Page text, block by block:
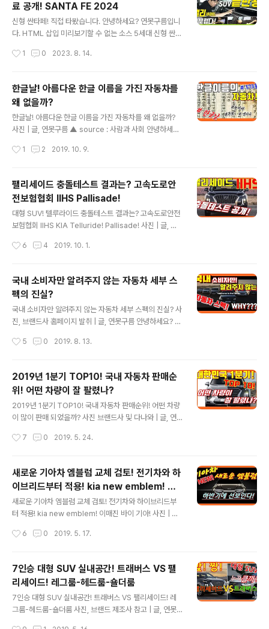
료 공개! SANTA FE 2024
신형 싼타페! 직접 타봤습니다. 안녕하세요? 연못구름입니
다. HTML 삽입 미리보기할 수 없는 소스 5세대 신형 싼타
1 0 2023. 8. 14.
한글날! 아름다운 한글 이름을 가진 자동차를
왜 없을까?
한글날! 아름다운 한글 이름을 가진 자동차를 왜 없을까? ​
사진 | 글, 연못구름 ▲ source : 사람과 사회 안녕하세
3돌 한글날을 맞이하게 되었습니다. 우리말인 "한글"은 인
안 되는 인류의 문자입니다. ▼디테일한 유튜브 영상으로
보기 ▲ source : 훈민정음 창제 이유도 "자주, 애민, 실
용"에 있다는 점에 있어서 인류가 만든 문자들 중에서 가장
뛰어난 문자로 평가 받고 있습니다. 또한 창제 원리의 독창
코에 공인되기도 했습니다. 하지만 인류 역사에 있어서 가
1 2 2019. 10. 9.
팰리세이드 충돌테스트 결과는? 고속도로안
전보험협회 IIHS Pallisade!
대형 SUV! 텔루라이드 충돌테스트 결과는? 고속도로안전
보험협회 IIHS KIA Telluride! Pallisade! 사진 | 글, 연
분석 자료를 제시하는 연못구름입니다! 안녕하세요? 연못
도 높은 판매량을 자랑하는, 현대차의 대형 SUV인 팰리세
이드라고 생각합니다. 넓은 실내공간을 원하는 패밀리를
저격한 팰리세이드는, 지금 신청해도 수개월을 기다려도
원하는 옵션의 차량을, 구입하기 힘들 정도로 높은 인기를
얻고 있습니다. ▲ source : 다나와 / 8위를 차지한 팰리
분들도 주변에서 볼 수 있을 정도로 높은 인기를 얻고 있습
6 4 2019. 10. 1.
국내 소비자만 알려주지 않는 자동차 세부 스
국내 소비자만 알려주지 않는 자동차 세부 스펙의 진실? ​사
진, 브랜드사 홈페이지 발취 | 글, 연못구름 안녕하세요? 연
차 정보를 집중적으로 다루고 있다보니, 자동차 상식을 조
알려주지 않는 자동차 세부 스펙의 진실?"이라는 내용으로
착한 국내 소비자만 알려주지 않는 진실을 다가가 보겠습
니다. #. 자동차를 구입할 때 꼭 필요한 자동차 세부 스펙
정보! ▲ 이미지 출처 : 다나와 자동차 처음 차량을 구입하
거나 새로운 차량을 구입할 때 가장 중요한 정보는 내가 구
습니다. 예를 들면, 1) 이전에 소유했던 차량과 어떤 차이점
5 0 2019. 8. 13.
2019년 1분기 TOP10! 국내 자동차 판매순
위! 어떤 차량이 잘 팔렸나?
2019년 1분기 TOP10! 국내 자동차 판매순위! 어떤 차량
이 많이 판매 되었을까? 사진 브랜드사 및 다나와 | 글, 연
분석 자료를 제시하는 연못구름입니다! 안녕하세요? 연못
들어서면서 1분기 기업들의 실적 발표가 있었습니다. 올해
1분기 자동차 시장에서는 어떤 차량들이 많이 판매가 되었
고, 높은 인기를 얻었을까요? 또한 작년 동기간 대비 어떤
차량이 더 많이 판매가 되었을까요? 새롭게 출시된 차량들
의 반응도 궁금하시죠? 지금부터 연못구름과 함께 2019
못구름도 머리 아픈 수치를 말하고 싶은 것이 아니기 때문
7 0 2019. 5. 24.
새로운 기아차 엠블럼 교체 검토! 전기차와 하
이브리드부터 적용! kia new emblem! 이
매진 바이 기아!
새로운 기아차 엠블럼 교체 검토! 전기차와 하이브리드부
터 적용! kia new emblem! 이매진 바이 기아! 사진 | 글,
은 브랜드의 얼굴이라고 할 수 있습니다. 이르면 올해 하반
대한 필요성을 제기했었습니다. 기아차 내부에서도 엠블럼
교체에 대한 긍정적인 움직임이 이미 포착되었는데 교체가
된다면 하이브리드 차량과 전기차를 시작으로 교체될 예정
이라고 합니다. 상당히 반가운 소식입니다. ▲ 마세라티 엠
6 0 2019. 5. 17.
7인승 대형 SUV 실내공간! 트래버스 VS 팰
리세이드! 레그룸-헤드룸-숄더룸
7인승 대형 SUV 실내공간! 트래버스 VS 팰리세이드! 레
그룸-헤드룸-숄더룸 사진, 브랜드 제조사 참고 | 글, 연못